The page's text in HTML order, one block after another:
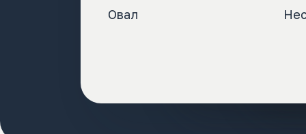
Овал Самоклеящаяся